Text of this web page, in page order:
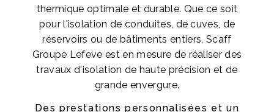
thermique optimale et durable. Que ce soit
pour l'isolation de conduites, de cuves, de
réservoirs ou de bâtiments entiers, Scaff
Groupe Lefeve est en mesure de réaliser des
travaux d'isolation de haute précision et de
grande envergure.
Des prestations personnalisées et un